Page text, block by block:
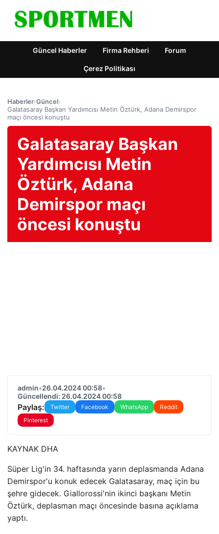
Güncel Haberler Firma Rehberi Forum
Çerez Politikası
Haberler›Güncel›
Galatasaray Başkan Yardımcısı Metin Öztürk, Adana Demirspor
maçı öncesi konuştu
Galatasaray Başkan
Yardımcısı Metin
Öztürk, Adana
Demirspor maçı
öncesi konuştu
admin•26.04.2024 00:58•
Güncellendi: 26.04.2024 00:58
Paylaş: Twitter Facebook WhatsApp
Reddit
Pinterest
KAYNAK DHA
Süper Lig'in 34. haftasında yarın deplasmanda Adana
Demirspor'u konuk edecek Galatasaray, maç için bu
şehre gidecek. Giallorossi'nin ikinci başkanı Metin
Öztürk, deplasman maçı öncesinde basına açıklama
yaptı.